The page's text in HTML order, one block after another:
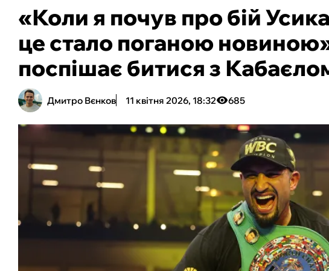
«Коли я почув про бій
це стало поганою
поспішає битися з
Дмитро Вєнков 11 квітня 2026, 18:32 685